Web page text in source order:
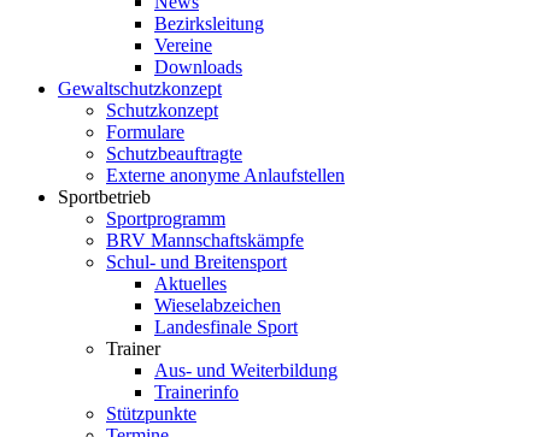
Bezirksleitung
Vereine
Downloads
Gewaltschutzkonzept
Schutzkonzept
Formulare
Schutzbeauftragte
Externe anonyme Anlaufstellen
Sportbetrieb
Sportprogramm
BRV Mannschaftskämpfe
Schul- und Breitensport
Aktuelles
Wieselabzeichen
Landesfinale Sport
Trainer
Aus- und Weiterbildung
Trainerinfo
Stützpunkte